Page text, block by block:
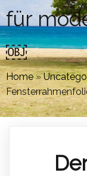
für
￼
Home»